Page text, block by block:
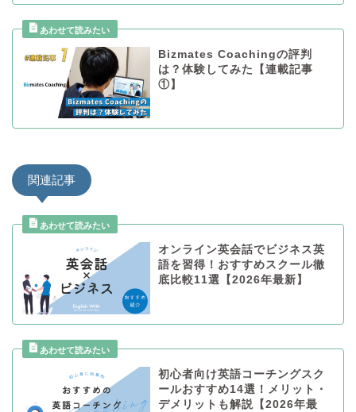
Bizmates Coachingの評判
は？体験してみた【連載記事
①】
関連記事
オンライン英会話でビジネス英
語を習得！おすすめスクール徹
底比較11選【2026年最新】
初心者向け英語コーチングスク
ールおすすめ14選！メリット・
デメリットも解説【2026年最